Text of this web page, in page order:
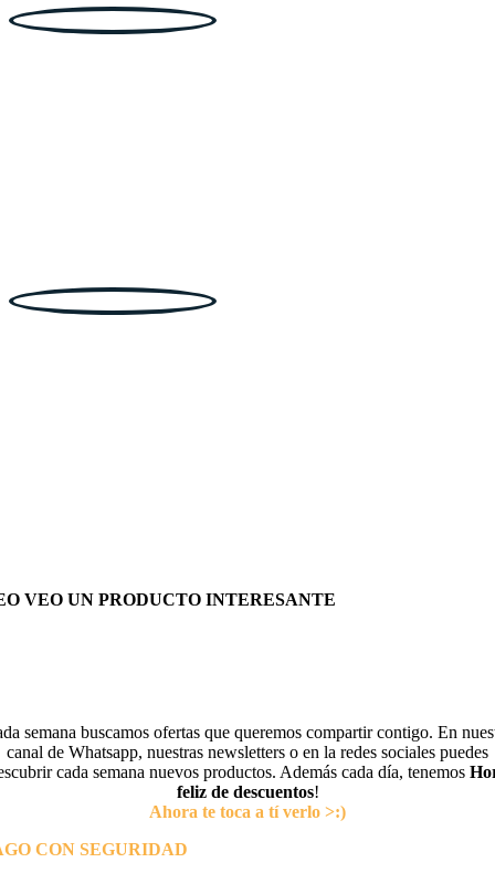
VEO UN PRODUCTO INTERESANTE
semana buscamos ofertas que queremos compartir contigo. En
canal de Whatsapp, nuestras newsletters o en la redes sociales puedes
cada semana nuevos productos. Además cada día, tenemos
feliz de descuentos!
Ahora te toca a tí verlo >:)
CON SEGURIDAD